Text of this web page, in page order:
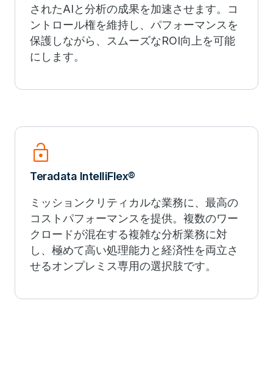
されたAIと分析の成果を加速させます。コ
ントロール権を維持し、パフォーマンスを
保護しながら、スムーズなROI向上を可能
にします。
lock_open
Teradata IntelliFlex®
ミッションクリティカルな業務に、最高の
コストパフォーマンスを提供。複数のワー
クロードが混在する複雑な分析業務に対
し、極めて高い処理能力と経済性を両立さ
せるオンプレミス専用の選択肢です。